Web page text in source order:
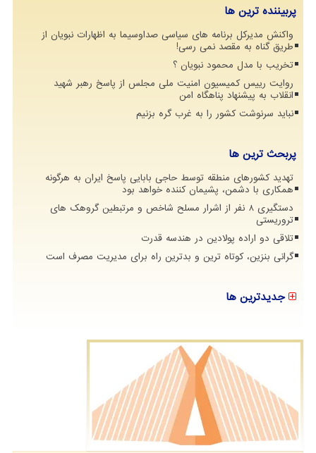
پربیننده ترین ها
واکنش مدیرکل برنامه های سیاسی صداوسیما به اظهارات نبویان از
طریق گناه به مقصد نمی رسی!
تخریب با مدل محمود نبویان ؟
روایت رییس کمیسیون امنیت ملی مجلس از پاسخ رهبر شهید
انقلاب به پیشنهاد پناهگاه امن
نباید سرنوشت کشور را به غرب گره بزنیم
پربحث ترین ها
تهدید کشورهای منطقه توسط حاجی بابایی پاسخ ایران به هرگونه
همکاری با دشمن، پشیمان کننده خواهد بود
دستگیری 8 نفر از اشرار مسلح شاخص و مرتبطین گروهک های
تروریستی
تلاقی دو اراده پولادین در هندسه قدرت
گرانی بنزین، کوتاه ترین و بدترین راه برای مدیریت مصرف است
جدیدترین ها